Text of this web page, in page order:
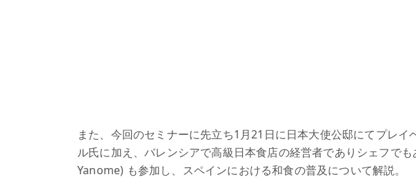
また、今回のセミナーに先立ち1月21日に日本大使公邸にてプレ
ル氏に加え、バレンシアで高級日本食店の経営者でありシェフで
Yanome) も参加し、スペインにおける和食の普及について解説。